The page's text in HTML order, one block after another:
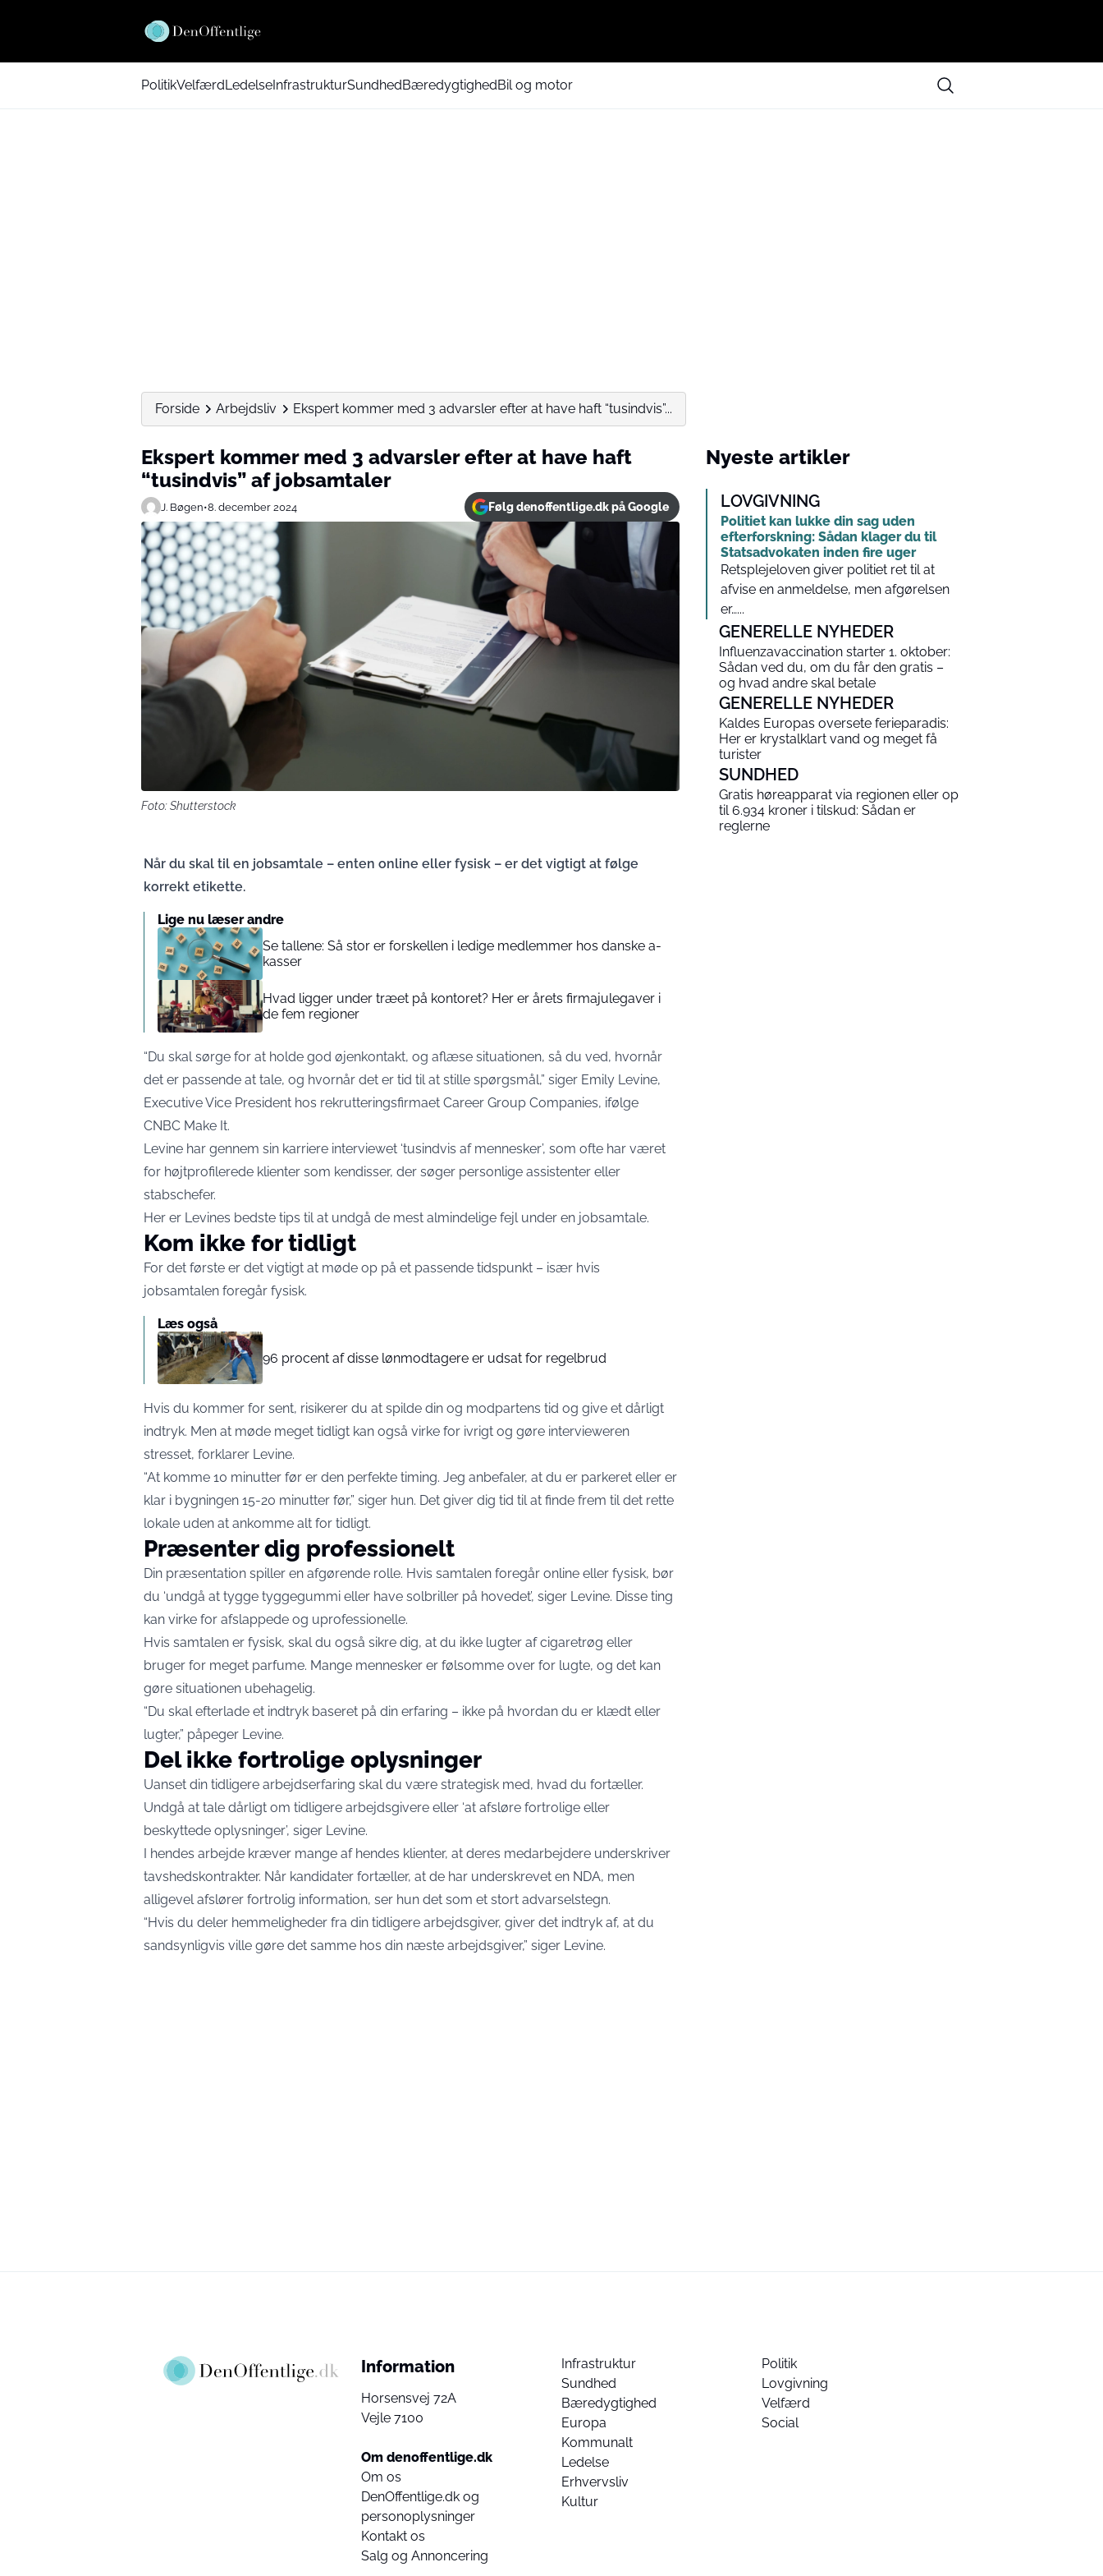
PolitikVelfærdLedelseInfrastrukturSundhedBæredygtighedBil og motor
Forside Arbejdsliv Ekspert kommer med 3 advarsler efter at have haft “tusindvis”...
Ekspert kommer med 3 advarsler efter at have haft
“tusindvis” af jobsamtaler
J. Bøgen•8. december 2024 Følg denoffentlige.dk på Google
Foto: Shutterstock
Når du skal til en jobsamtale – enten online eller fysisk – er det vigtigt at følge
korrekt etikette.
Lige nu læser andre
Se tallene: Så stor er forskellen i ledige medlemmer hos danske a-
kasser
Hvad ligger under træet på kontoret? Her er årets firmajulegaver i
de fem regioner
“Du skal sørge for at holde god øjenkontakt, og aflæse situationen, så du ved, hvornår
det er passende at tale, og hvornår det er tid til at stille spørgsmål,” siger Emily Levine,
Executive Vice President hos rekrutteringsfirmaet Career Group Companies, ifølge
CNBC Make It.
Levine har gennem sin karriere interviewet ‘tusindvis af mennesker’, som ofte har været
for højtprofilerede klienter som kendisser, der søger personlige assistenter eller
stabschefer.
Her er Levines bedste tips til at undgå de mest almindelige fejl under en jobsamtale.
Kom ikke for tidligt
For det første er det vigtigt at møde op på et passende tidspunkt – især hvis
jobsamtalen foregår fysisk.
Læs også
96 procent af disse lønmodtagere er udsat for regelbrud
Hvis du kommer for sent, risikerer du at spilde din og modpartens tid og give et dårligt
indtryk. Men at møde meget tidligt kan også virke for ivrigt og gøre intervieweren
stresset, forklarer Levine.
“At komme 10 minutter før er den perfekte timing. Jeg anbefaler, at du er parkeret eller er
klar i bygningen 15-20 minutter før,” siger hun. Det giver dig tid til at finde frem til det rette
lokale uden at ankomme alt for tidligt.
Præsenter dig professionelt
Din præsentation spiller en afgørende rolle. Hvis samtalen foregår online eller fysisk, bør
du ‘undgå at tygge tyggegummi eller have solbriller på hovedet’, siger Levine. Disse ting
kan virke for afslappede og uprofessionelle.
Hvis samtalen er fysisk, skal du også sikre dig, at du ikke lugter af cigaretrøg eller
bruger for meget parfume. Mange mennesker er følsomme over for lugte, og det kan
gøre situationen ubehagelig.
“Du skal efterlade et indtryk baseret på din erfaring – ikke på hvordan du er klædt eller
lugter,” påpeger Levine.
Del ikke fortrolige oplysninger
Uanset din tidligere arbejdserfaring skal du være strategisk med, hvad du fortæller.
Undgå at tale dårligt om tidligere arbejdsgivere eller ‘at afsløre fortrolige eller
beskyttede oplysninger’, siger Levine.
I hendes arbejde kræver mange af hendes klienter, at deres medarbejdere underskriver
tavshedskontrakter. Når kandidater fortæller, at de har underskrevet en NDA, men
alligevel afslører fortrolig information, ser hun det som et stort advarselstegn.
“Hvis du deler hemmeligheder fra din tidligere arbejdsgiver, giver det indtryk af, at du
sandsynligvis ville gøre det samme hos din næste arbejdsgiver,” siger Levine.
Nyeste artikler
LOVGIVNING
Politiet kan lukke din sag uden
efterforskning: Sådan klager du til
Statsadvokaten inden fire uger
Retsplejeloven giver politiet ret til at
afvise en anmeldelse, men afgørelsen
er…...
GENERELLE NYHEDER
Influenzavaccination starter 1. oktober:
Sådan ved du, om du får den gratis –
og hvad andre skal betale
GENERELLE NYHEDER
Kaldes Europas oversete ferieparadis:
Her er krystalklart vand og meget få
turister
SUNDHED
Gratis høreapparat via regionen eller op
til 6.934 kroner i tilskud: Sådan er
reglerne
Information
Horsensvej 72A
Vejle 7100
Om denoffentlige.dk
Om os
DenOffentlige.dk og
personoplysninger
Kontakt os
Salg og Annoncering
Infrastruktur
Sundhed
Bæredygtighed
Europa
Kommunalt
Ledelse
Erhvervsliv
Kultur
Politik
Lovgivning
Velfærd
Social